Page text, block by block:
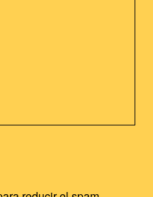
en tu buzón!